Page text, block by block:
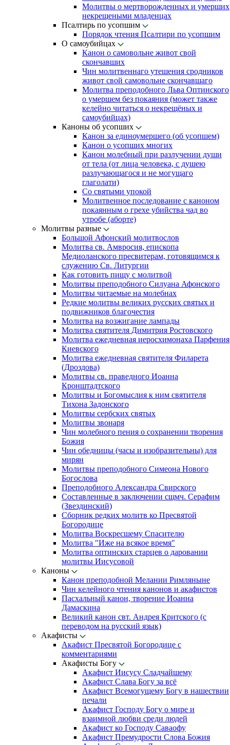
Молитвы о мертворожденных и умерших
некрещеными младенцах
Псалтирь по усопшим
Порядок чтения Псалтири по усопшим
О самоубийцах
Канон о самовольне живот свой
скончавших
Чин молитвеннаго утешения сродников
живот свой самовольне скончавшаго
Молитва преподобного Льва Оптинского
о умершем без покаяния (может также
келейно читаться о некрещёных и
самоубийцах)
Каноны об усопших
Канон за единоумершего (об усопшем)
Канон о усопших многих
Канон молебный при разлучении души
от тела (от лица человека, с душею
разлучающагося и не могущаго
глаголати)
Со святыми упокой
Молитвенное последование с каноном
покаянным о грехе убийства чад во
утробе (аборте)
Молитвы разные
Большой Афонский молитвослов
Молитва св. Амвросия, епископа
Медиоланского пресвитерам, готовящимся к
служению Св. Литургии
Как готовить пищу с молитвой
Молитвы преподобного Силуана Афонского
Молитвы читаемые на молебнах
Редкие молитвы великих русских святых и
подвижников благочестия
Молитва на возжигание лампады
Молитва святителя Димитрия Ростовского
Молитва ежедневная иеросхимонаха Парфения
Киевского
Молитва ежедневная святителя Филарета
(Дроздова)
Молитвы св. праведного Иоанна
Кронштадтского
Молитвы и Богомыслия к ним святителя
Тихона Задонского
Молитвы сербских святых
Молитвы звонаря
Чин молебного пения о сохранении творения
Божия
Чин обедницы (часы и изобразительны) для
мирян
Молитвы преподобного Симеона Нового
Богослова
Преподобного Александра Свирского
Составленные в заключении сщмч. Серафим
(Звездинский)
Сборник редких молитв ко Пресвятой
Богородице
Молитва Воскресшему Спасителю
Молитва "Иже на всякое время"
Молитва оптинских старцев о даровании
молитвы Иисусовой
Каноны
Канон преподобной Мелании Римляныне
Чин келейного чтения канонов и акафистов
Пасхальный канон, творение Иоанна
Дамаскина
Великий канон свт. Андрея Критского (с
переводом на русский язык)
Акафисты
Акафист Пресвятой Богородице с
комментариями
Акафисты Богу
Акафист Иисусу Сладчайшему
Акафист Слава Богу за всё
Акафист Всемогущему Богу в нашествии
печали
Акафист Господу Богу о мире и
взаимной любви среди людей
Акафист ко Господу Саваофу
Акафист Премудрости Слова Божия